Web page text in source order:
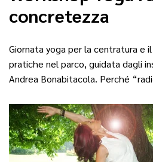
concretezza
Giornata yoga per la centratura e
pratiche nel parco, guidata dagli
Andrea Bonabitacola. Perché